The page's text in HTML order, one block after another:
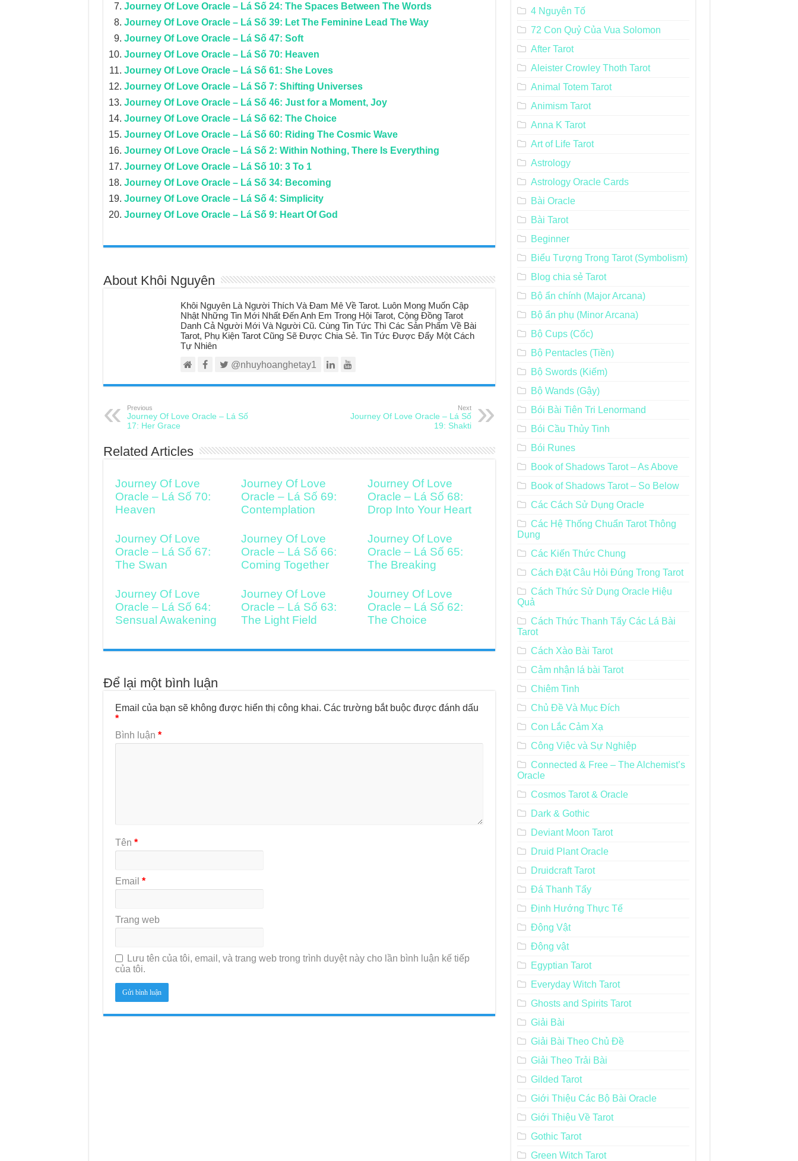
Journey Of Love Oracle – Lá Số 24: The Spaces Between The Words
Journey Of Love Oracle – Lá Số 39: Let The Feminine Lead The Way
Journey Of Love Oracle – Lá Số 47: Soft
Journey Of Love Oracle – Lá Số 70: Heaven
Journey Of Love Oracle – Lá Số 61: She Loves
Journey Of Love Oracle – Lá Số 7: Shifting Universes
Journey Of Love Oracle – Lá Số 46: Just for a Moment, Joy
Journey Of Love Oracle – Lá Số 62: The Choice
Journey Of Love Oracle – Lá Số 60: Riding The Cosmic Wave
Journey Of Love Oracle – Lá Số 2: Within Nothing, There Is Everything
Journey Of Love Oracle – Lá Số 10: 3 To 1
Journey Of Love Oracle – Lá Số 34: Becoming
Journey Of Love Oracle – Lá Số 4: Simplicity
Journey Of Love Oracle – Lá Số 9: Heart Of God
About Khôi Nguyên
Khôi Nguyên Là Người Thích Và Đam Mê Về Tarot. Luôn Mong Muốn Cập
Nhật Những Tin Mới Nhất Đến Anh Em Trong Hội Tarot, Cộng Đồng Tarot
Danh Cả Người Mới Và Người Cũ. Cùng Tin Tức Thì Các Sản Phẩm Về Bài
Tarot, Phụ Kiện Tarot Cũng Sẽ Được Chia Sẻ. Tin Tức Được Đẩy Một Cách
Tự Nhiên
@nhuyhoanghetay1
Previous
Journey Of Love Oracle – Lá Số
17: Her Grace
Next
Journey Of Love Oracle – Lá Số
19: Shakti
Related Articles
Journey Of Love
Oracle – Lá Số 70:
Heaven
Journey Of Love
Oracle – Lá Số 69:
Contemplation
Journey Of Love
Oracle – Lá Số 68:
Drop Into Your Heart
Journey Of Love
Oracle – Lá Số 67:
The Swan
Journey Of Love
Oracle – Lá Số 66:
Coming Together
Journey Of Love
Oracle – Lá Số 65:
The Breaking
Journey Of Love
Oracle – Lá Số 64:
Sensual Awakening
Journey Of Love
Oracle – Lá Số 63:
The Light Field
Journey Of Love
Oracle – Lá Số 62:
The Choice
Để lại một bình luận
Email của bạn sẽ không được hiển thị công khai. Các trường bắt buộc được đánh dấu
*
Bình luận *
Tên *
Email *
Trang web
Lưu tên của tôi, email, và trang web trong trình duyệt này cho lần bình luận kế tiếp
của tôi.
4 Nguyên Tố
72 Con Quỷ Của Vua Solomon
After Tarot
Aleister Crowley Thoth Tarot
Animal Totem Tarot
Animism Tarot
Anna K Tarot
Art of Life Tarot
Astrology
Astrology Oracle Cards
Bài Oracle
Bài Tarot
Beginner
Biểu Tượng Trong Tarot (Symbolism)
Blog chia sẻ Tarot
Bộ ẩn chính (Major Arcana)
Bộ ẩn phụ (Minor Arcana)
Bộ Cups (Cốc)
Bộ Pentacles (Tiền)
Bộ Swords (Kiếm)
Bộ Wands (Gậy)
Bói Bài Tiên Tri Lenormand
Bói Cầu Thủy Tinh
Bói Runes
Book of Shadows Tarot – As Above
Book of Shadows Tarot – So Below
Các Cách Sử Dụng Oracle
Các Hệ Thống Chuẩn Tarot Thông
Dụng
Các Kiến Thức Chung
Cách Đặt Câu Hỏi Đúng Trong Tarot
Cách Thức Sử Dụng Oracle Hiệu
Quả
Cách Thức Thanh Tẩy Các Lá Bài
Tarot
Cách Xào Bài Tarot
Cảm nhận lá bài Tarot
Chiêm Tinh
Chủ Đề Và Mục Đích
Con Lắc Cảm Xạ
Công Việc và Sự Nghiệp
Connected & Free – The Alchemist’s
Oracle
Cosmos Tarot & Oracle
Dark & Gothic
Deviant Moon Tarot
Druid Plant Oracle
Druidcraft Tarot
Đá Thanh Tẩy
Định Hướng Thực Tế
Động Vật
Động vật
Egyptian Tarot
Everyday Witch Tarot
Ghosts and Spirits Tarot
Giải Bài
Giải Bài Theo Chủ Đề
Giải Theo Trải Bài
Gilded Tarot
Giới Thiệu Các Bộ Bài Oracle
Giới Thiệu Về Tarot
Gothic Tarot
Green Witch Tarot